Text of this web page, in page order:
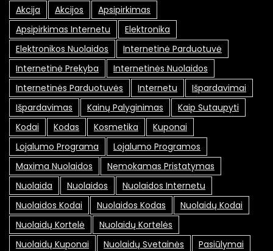
Akcija Akcijos
Apsipirkimas
Apsipirkimas Internetu
Elektronika
Elektronikos Nuolaidos
Internetinė Parduotuvė
Internetinė Prekyba
Internetinės Nuolaidos
Internetinės Parduotuvės
Internetu
Išpardavimai
Išpardavimas
Kainų Palyginimas
Kaip Sutaupyti
Kodai
Kodas Kosmetika
Kuponai
Lojalumo Programa
Lojalumo Programos
Maxima Nuolaidos
Nemokamas Pristatymas
Nuolaida
Nuolaidos
Nuolaidos Internetu
Nuolaidos Kodai
Nuolaidos Kodas
Nuolaidų Kodai
Nuolaidų Kortelė
Nuolaidų Kortelės
Nuolaidų Kuponai
Nuolaidų Svetainės
Pasiūlymai